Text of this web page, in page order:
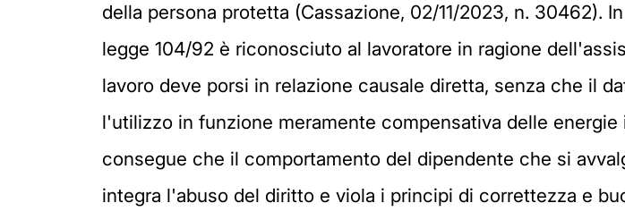
della persona protetta (Cassazione, 02/11/2023, n. 30462).
legge 104/92 è riconosciuto al lavoratore in ragione
lavoro deve porsi in relazione causale diretta, senza che il
l'utilizzo in funzione meramente compensativa delle
consegue che il comportamento del dipendente che si
integra l'abuso del diritto e viola i principi di correttezza e